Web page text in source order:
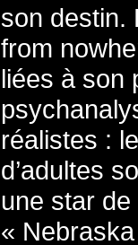
son destin.
from
liées à son
réalistes :
d’adultes
une star
«